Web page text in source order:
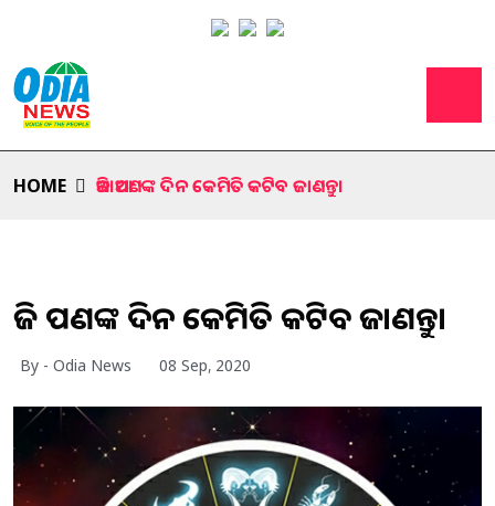
HOME ଆଜି ଆପଣଙ୍କ ଦିନ କେମିତି କଟିବ ଜାଣନ୍ତୁ।
ଆଜି ଆପଣଙ୍କ ଦିନ କେମିତି କଟିବ ଜାଣନ୍ତୁ।
By - Odia News 08 Sep, 2020